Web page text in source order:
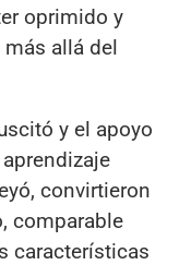
oprimido y
allá del
y el apoyo
convirtieron
comparable
características